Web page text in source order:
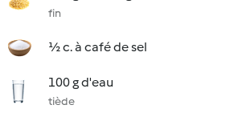
fin
½ c. à café de sel
100 g d'eau
tiède